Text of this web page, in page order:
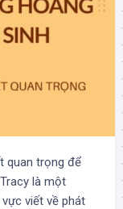
quan trọng để
là một
viết về phát